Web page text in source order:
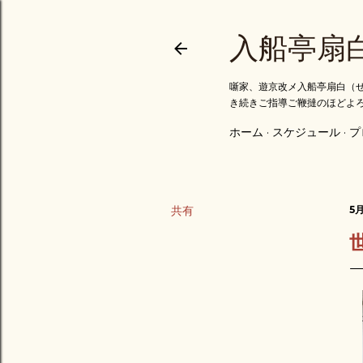
入船亭扇
噺家、遊京改メ入船亭扇白（
き続きご指導ご鞭撻のほどよ
ホーム スケジュール
共有 5